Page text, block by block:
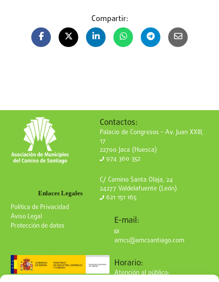
Compartir:
Enlaces Legales
Política de Privacidad
Aviso Legal
Protección de datos
Contactos:
Palacio de Congresos – Av. Juan XXIII,
17
22700 Jaca (Huesca)
974 360 352
C/ Camino Santa Olaja, 24
24277 Valdelafuente (León)
621 151 165
E-mail:
amcs@amcsantiago.com
Horario:
Atención al público: